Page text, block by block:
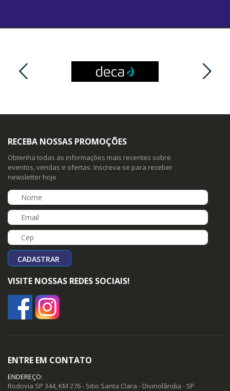
RECEBA NOSSAS PROMOÇÕES
Obtenha todas as informações mais recentes sobre
eventos, vendas e ofertas. Inscreva-se para receber
newsletter hoje
CADASTRAR
VISITE NOSSAS REDES SOCIAIS!
ENTRE EM CONTATO
ENDEREÇO:
Rodovia SP 344, KM 276 - Sitio Santa Clara - Divinolândia - SP